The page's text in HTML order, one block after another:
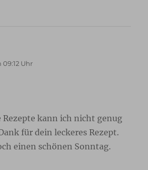
09:12 Uhr
Rezepte kann ich nicht genug
für dein leckeres Rezept.
einen schönen Sonntag.